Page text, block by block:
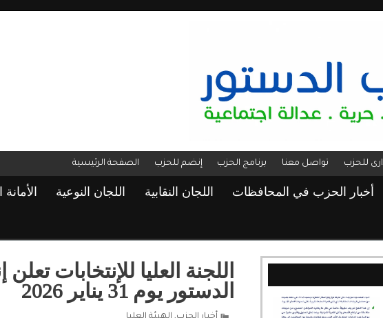
الصفحة الرئيسية إنضم للحزب برنامج الحزب تواصل معنا للحزب
الأمانة اللجان النوعية اللجان النقابية أخبار الحزب في المحافظات
اللجنة العليا للإنتخابات
الدستور يوم 31 يناير 2026